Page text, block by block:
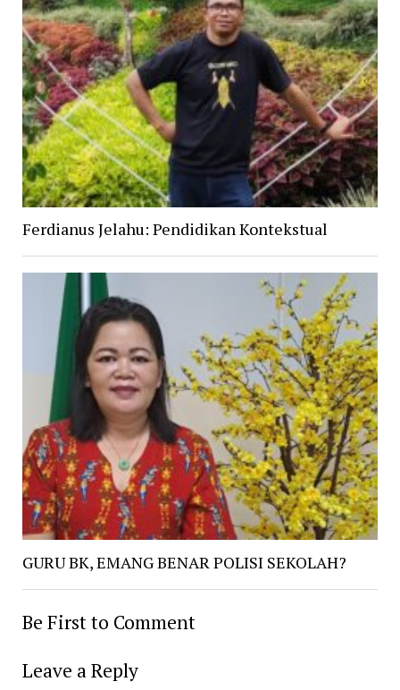
Ferdianus Jelahu: Pendidikan Kontekstual
GURU BK, EMANG BENAR POLISI SEKOLAH?
Be First to Comment
Leave a Reply